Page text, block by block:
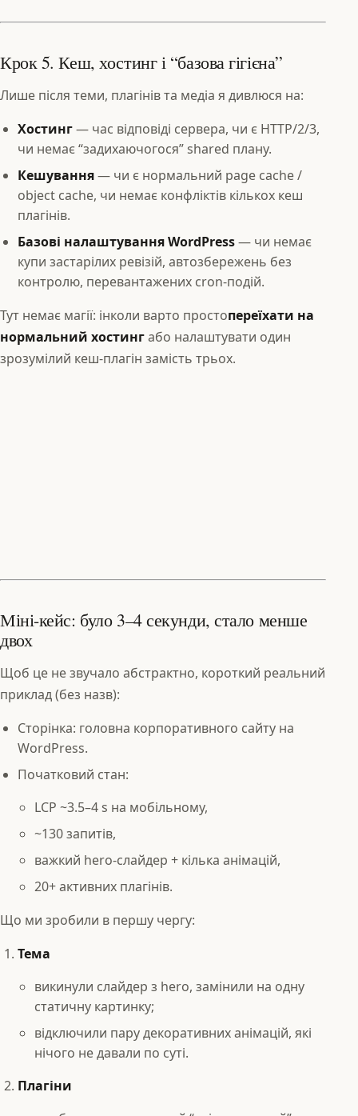
Крок 5. Кеш, хостинг і “базова гігієна”
Лише після теми, плагінів та медіа я дивлюся на:
Хостинг— час відповіді сервера, чи є HTTP/2/3,
чи немає “задихаючогося” shared плану.
Кешування— чи є нормальний page cache /
object cache, чи немає конфліктів кількох кеш
плагінів.
Базові налаштування WordPress— чи немає
купи застарілих ревізій, автозбережень без
контролю, перевантажених cron‑подій.
Тут немає магії: інколи варто простопереїхати на
нормальний хостингабо налаштувати один
зрозумілий кеш‑плагін замість трьох.
Міні-кейс: було 3–4 секунди, стало менше
двох
Щоб це не звучало абстрактно, короткий реальний
приклад (без назв):
Сторінка: головна корпоративного сайту на
WordPress.
Початковий стан:
LCP ~3.5–4 s на мобільному,
~130 запитів,
важкий hero‑слайдер + кілька анімацій,
20+ активних плагінів.
Що ми зробили в першу чергу:
Тема
викинули слайдер з hero, замінили на одну
статичну картинку;
відключили пару декоративних анімацій, які
нічого не давали по суті.
Плагіни